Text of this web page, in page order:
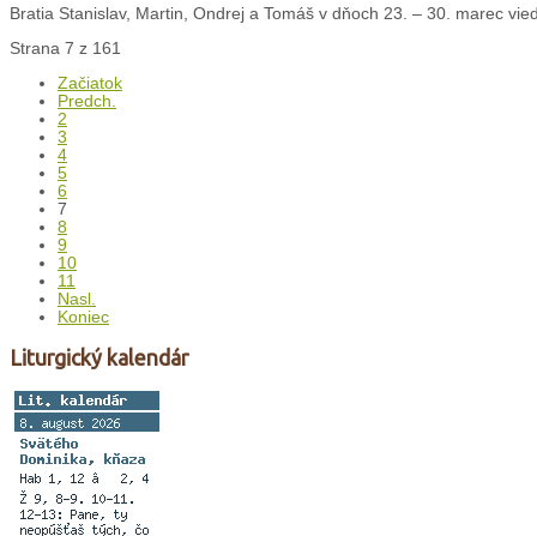
Bratia Stanislav, Martin, Ondrej a Tomáš v dňoch 23. – 30. marec
Strana 7 z 161
Začiatok
Predch.
2
3
4
5
6
7
8
9
10
11
Nasl.
Koniec
Liturgický kalendár